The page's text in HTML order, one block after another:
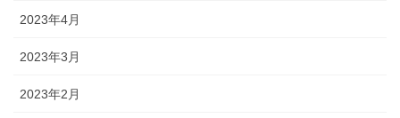
2023年4月
2023年3月
2023年2月